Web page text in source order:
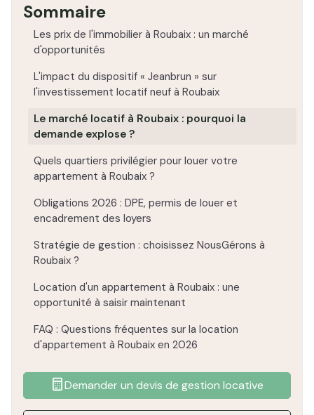
Sommaire
Les prix de l'immobilier à Roubaix : un marché
d'opportunités
L'impact du dispositif « Jeanbrun » sur
l'investissement locatif neuf à Roubaix
Le marché locatif à Roubaix : pourquoi la
demande explose ?
Quels quartiers privilégier pour louer votre
appartement à Roubaix ?
Obligations 2026 : DPE, permis de louer et
encadrement des loyers
Stratégie de gestion : choisissez NousGérons à
Roubaix ?
Location d'un appartement à Roubaix : une
opportunité à saisir maintenant
FAQ : Questions fréquentes sur la location
d'appartement à Roubaix en 2026
Demander un devis de gestion locative